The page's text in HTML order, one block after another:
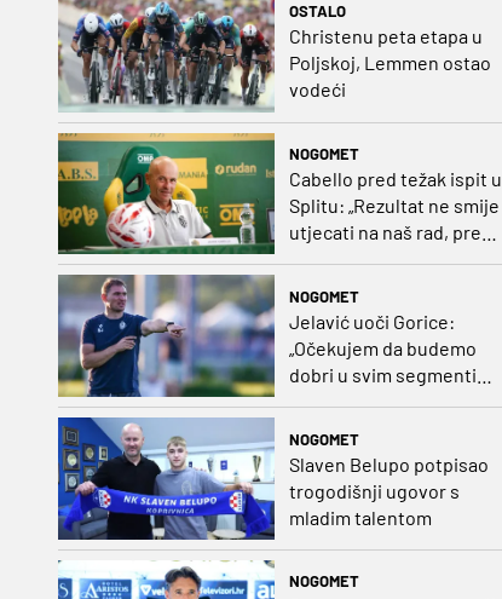
dušebrižnika“
OSTALO
Christenu peta etapa u
Poljskoj, Lemmen ostao
vodeći
NOGOMET
Cabello pred težak ispit u
Splitu: „Rezultat ne smije
utjecati na naš rad, pred
nama je dugo prvenstvo“
NOGOMET
Jelavić uoči Gorice:
„Očekujem da budemo
dobri u svim segmentima
igre i pobjedu“
NOGOMET
Slaven Belupo potpisao
trogodišnji ugovor s
mladim talentom
NOGOMET